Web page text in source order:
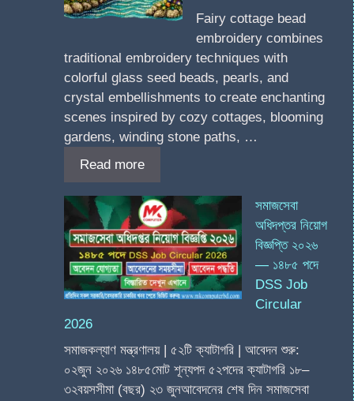
Fairy cottage bead
embroidery combines
traditional embroidery techniques with
colorful glass seed beads, pearls, and
crystal embellishments to create enchanting
scenes inspired by cozy cottages, blooming
gardens, winding stone paths, …
Read more
সমাজসেবা
অধিদপ্তর নিয়োগ
বিজ্ঞপ্তি ২০২৬
— ১৪৮৫ পদে
DSS Job
Circular
2026
সমাজকল্যাণ মন্ত্রণালয় | ৫২টি ক্যাটাগরি | আবেদন শুরু:
০২জুন ২০২৬ ১৪৮৫মোট শূন্যপদ ৫২পদের ক্যাটাগরি ১৮–
৩২বয়সসীমা (বছর) ২৩ জুনআবেদনের শেষ দিন সমাজসেবা